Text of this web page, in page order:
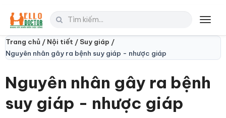
Trang chủ / Nội tiết / Suy giáp /
Nguyên nhân gây ra bệnh suy giáp - nhược giáp
Nguyên nhân gây ra bệnh
suy giáp - nhược giáp